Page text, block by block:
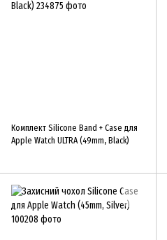
Комплект Silicone Band + Case для
Apple Watch ULTRA (49mm, Black)